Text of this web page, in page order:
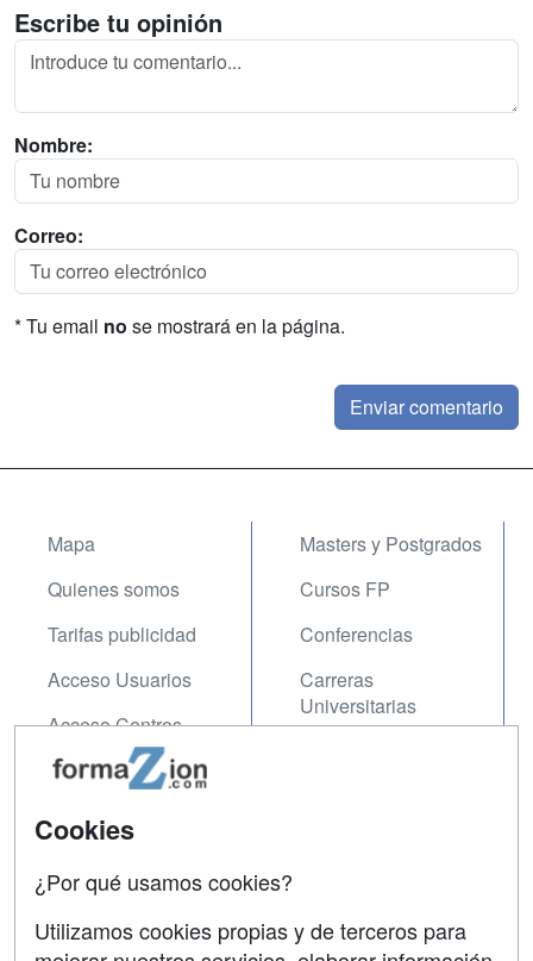
Escribe tu opinión
Nombre:
Correo:
* Tu email no se mostrará en la página.
Mapa
Quienes somos
Tarifas publicidad
Acceso Usuarios
Acceso Centros
Masters y Postgrados
Cursos FP
Conferencias
Carreras
Universitarias
Contactar
Cookies
¿Por qué usamos cookies?
Utilizamos cookies propias y de terceros para